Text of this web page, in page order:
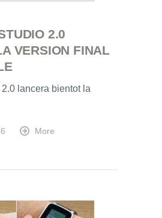
2.0
VERSION FINAL
lancera bientot la
More